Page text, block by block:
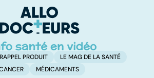
remettre ?
RAPPEL PRODUIT
LE MAG DE LA SANTÉ
MÉDICAMENTS